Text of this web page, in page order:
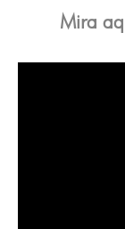
Mira